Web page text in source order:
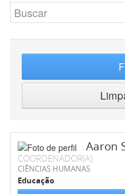
Aaron
COORDENADOR(A)
CIÊNCIAS HUMANAS
Educação